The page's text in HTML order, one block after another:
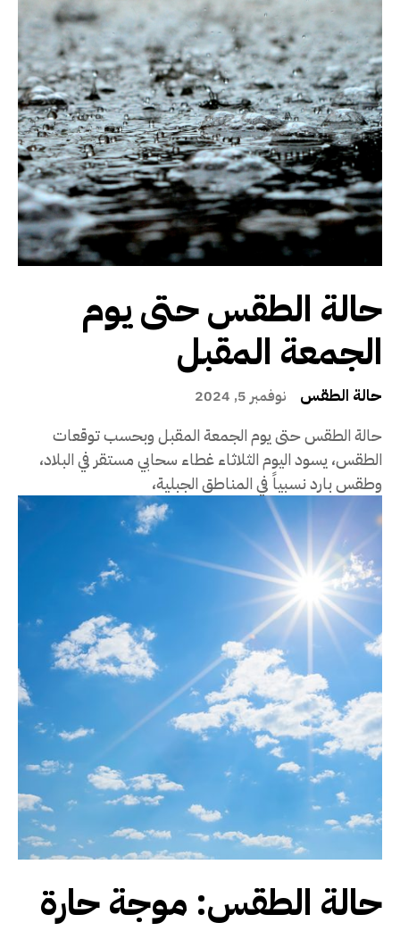
حالة الطقس حتى يوم
الجمعة المقبل
حالة الطقس نوفمبر 5, 2024
حالة الطقس حتى يوم الجمعة المقبل وبحسب توقعات
الطقس، يسود اليوم الثلاثاء غطاء سحابي مستقر في البلاد،
وطقس بارد نسبياً في المناطق الجبلية،
حالة الطقس: موجة حارة